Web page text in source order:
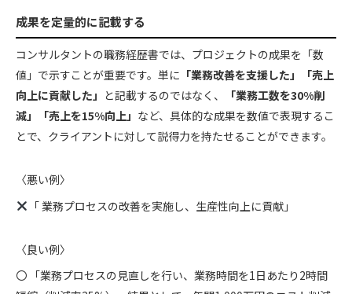
成果を定量的に記載する
コンサルタントの職務経歴書では、プロジェクトの成果を「数
値」で示すことが重要です。単に 「業務改善を支援した」「売上
向上に貢献した」 と記載するのではなく、
「業務工数を30%削
減」「売上を15%向上」 など、具体的な成果を数値で表現するこ
とで、クライアントに対して説得力を持たせることができます。
〈悪い例〉
「 業務プロセスの改善を実施し、生産性向上に貢献」
〈良い例〉
〇 「業務プロセスの見直しを行い、業務時間を1日あたり2時間